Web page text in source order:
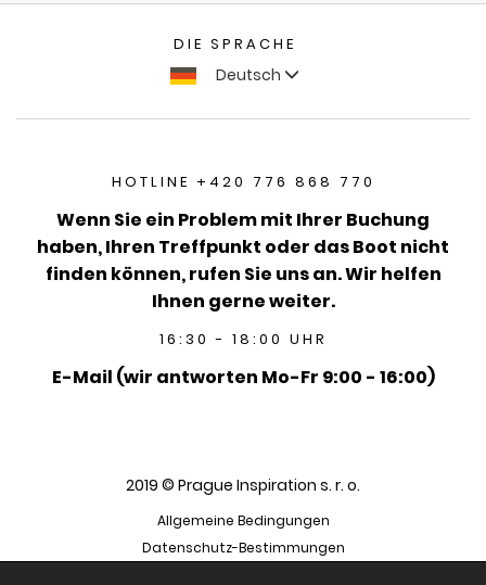
DIE SPRACHE
Deutsch
HOTLINE +420 776 868 770
Wenn Sie ein Problem mit Ihrer Buchung
haben, Ihren Treffpunkt oder das Boot nicht
finden können, rufen Sie uns an. Wir helfen
Ihnen gerne weiter.
16:30 - 18:00 UHR
E-Mail (wir antworten Mo-Fr 9:00 - 16:00)
2019 © Prague Inspiration s. r. o.
Allgemeine Bedingungen
Datenschutz-Bestimmungen